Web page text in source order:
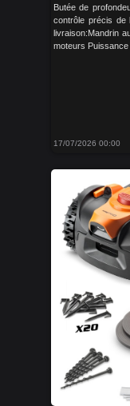
Butée de
contrôle précis de
livraison:Mandrin
moteurs
17/07/2026 00:00